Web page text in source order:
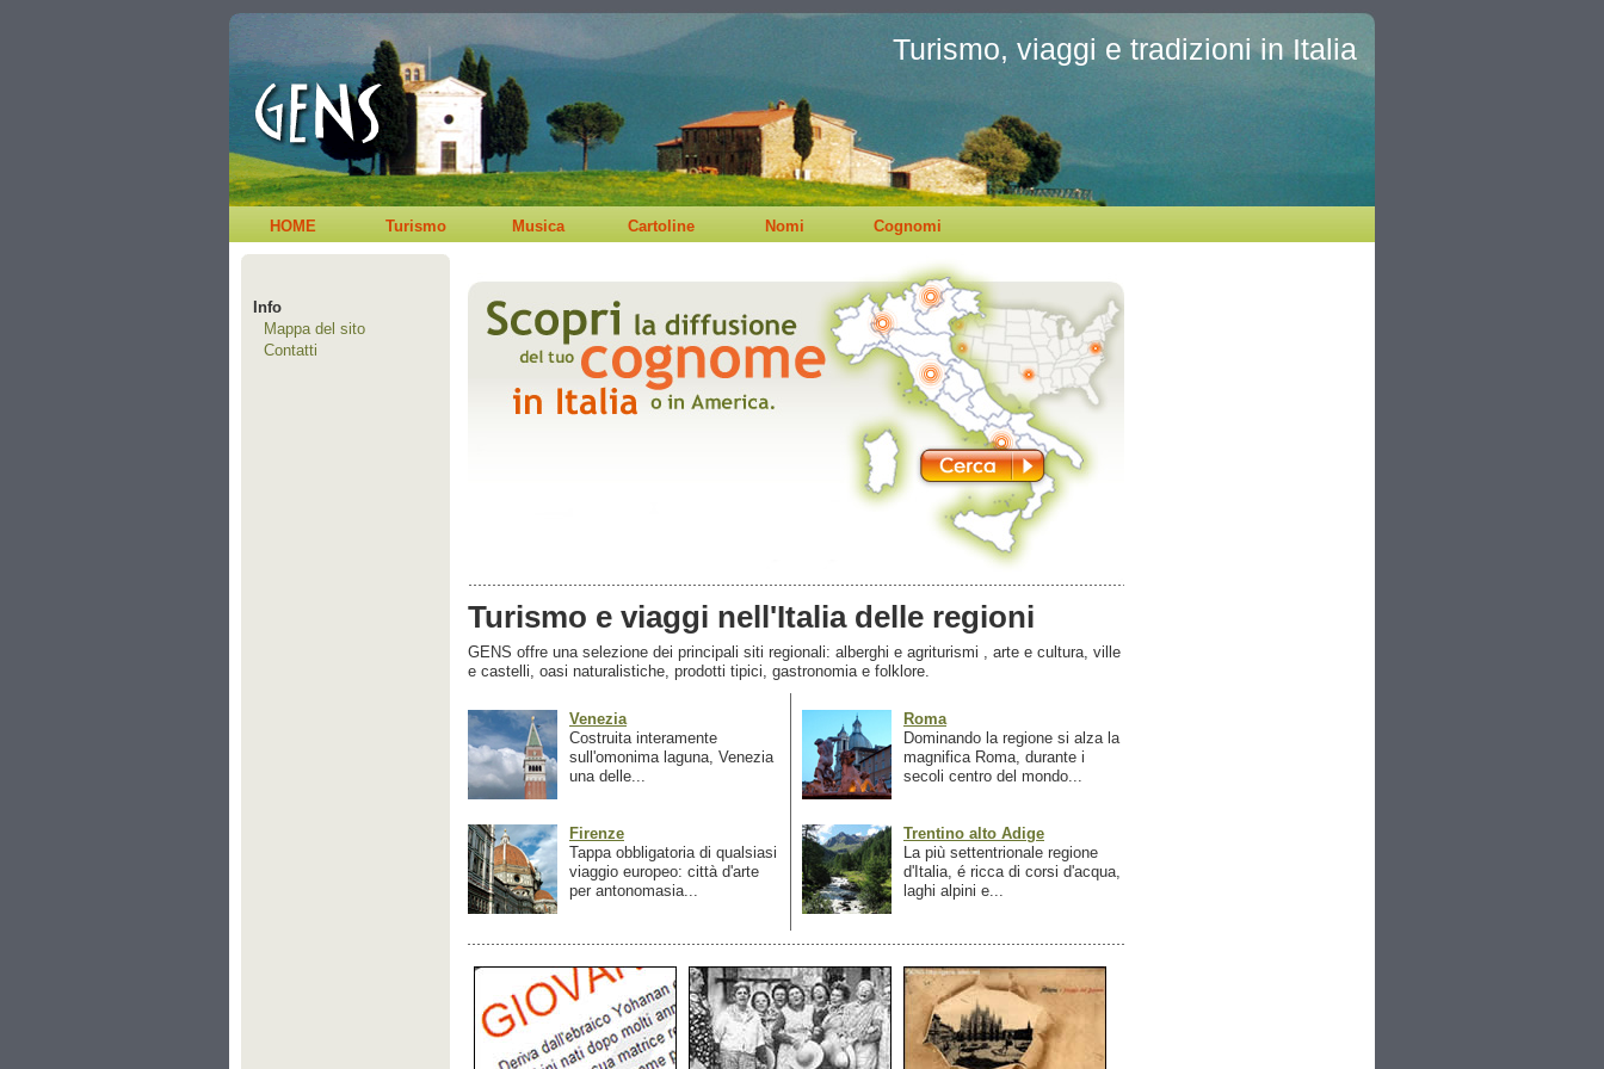
Turismo, viaggi e tradizioni in Italia
HOME Turismo Musica Cartoline Nomi Cognomi
Info
Mappa del sito
Contatti
Turismo e viaggi nell'Italia delle regioni
GENS offre una selezione dei principali siti regionali: alberghi e agriturismi , arte e cultura, ville
e castelli, oasi naturalistiche, prodotti tipici, gastronomia e folklore.
Venezia
Costruita interamente
sull'omonima laguna, Venezia
una delle...
Firenze
Tappa obbligatoria di qualsiasi
viaggio europeo: città d'arte
per antonomasia...
Roma
Dominando la regione si alza la
magnifica Roma, durante i
secoli centro del mondo...
Trentino alto Adige
La più settentrionale regione
d'Italia, é ricca di corsi d'acqua,
laghi alpini e...